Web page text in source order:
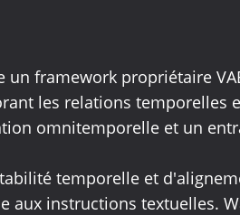
un framework propriétaire
les relations temporelles
omnitemporelle et un
temporelle et
instructions textuelles.